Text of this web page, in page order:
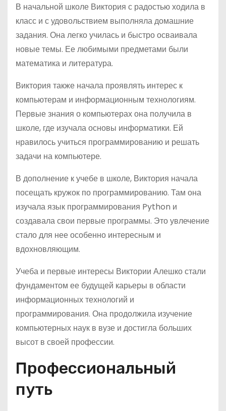
В начальной школе Виктория с радостью ходила в
класс и с удовольствием выполняла домашние
задания. Она легко училась и быстро осваивала
новые темы. Ее любимыми предметами были
математика и литература.
Виктория также начала проявлять интерес к
компьютерам и информационным технологиям.
Первые знания о компьютерах она получила в
школе, где изучала основы информатики. Ей
нравилось учиться программированию и решать
задачи на компьютере.
В дополнение к учебе в школе, Виктория начала
посещать кружок по программированию. Там она
изучала язык программирования Python и
создавала свои первые программы. Это увлечение
стало для нее особенно интересным и
вдохновляющим.
Учеба и первые интересы Виктории Алешко стали
фундаментом ее будущей карьеры в области
информационных технологий и
программирования. Она продолжила изучение
компьютерных наук в вузе и достигла больших
высот в своей профессии.
Профессиональный
путь